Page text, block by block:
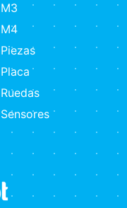
M3
M4
Piezas
Placa
Ruedas
Sensores